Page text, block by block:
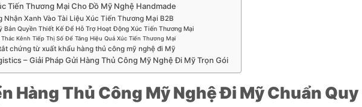
Tiến Thương Mại Cho Đồ Mỹ Nghệ Handmade
Nhận Xanh Vào Tài Liệu Xúc Tiến Thương Mại B2B
Bản Quyền Thiết Kế Để Hỗ Trợ Hoạt Động Xúc Tiến Thương Mại
Thác Kênh Tiếp Thị Số Để Tăng Hiệu Quả Xúc Tiến Thương Mại
chứng từ xuất khẩu hàng thủ công mỹ nghệ đi Mỹ
– Giải Pháp Gửi Hàng Thủ Công Mỹ Nghệ Đi Mỹ Trọn Gói
Hàng Thủ Công Mỹ Nghệ Đi Mỹ Chuẩn Quy